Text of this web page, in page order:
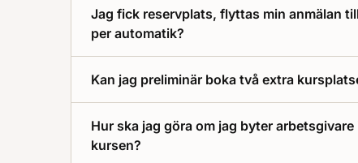
Jag fick reservplats, flyttas min anmälan
per automatik?
Kan jag preliminär boka två extra
Hur ska jag göra om jag byter
kursen?